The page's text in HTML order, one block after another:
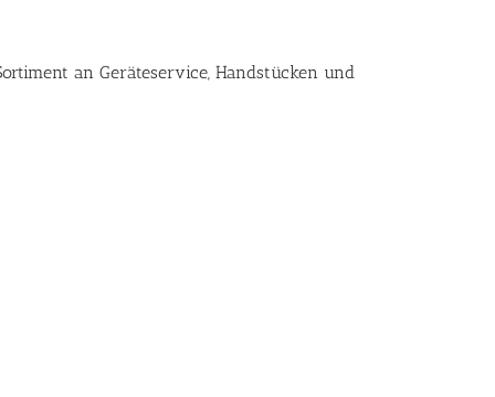
an Geräteservice, Handstücken und